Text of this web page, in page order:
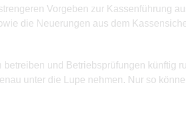
Vorgeben zur Kassenführung
die Neuerungen aus dem
und Betriebsprüfungen künftig
unter die Lupe nehmen. Nur so